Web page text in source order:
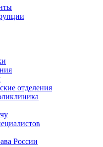
отделения
России